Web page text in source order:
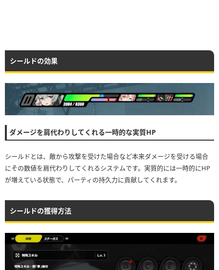
シールドの効果
ダメージを肩代わりしてくれる一時的な実質HP
シールドとは、敵から攻撃を受けた場合など本来ダメージを受ける場合
にその数値を肩代わりしてくれるシステムです。実質的には一時的にHP
が増えている状態で、パーティの持久力に貢献してくれます。
シールドの獲得方法